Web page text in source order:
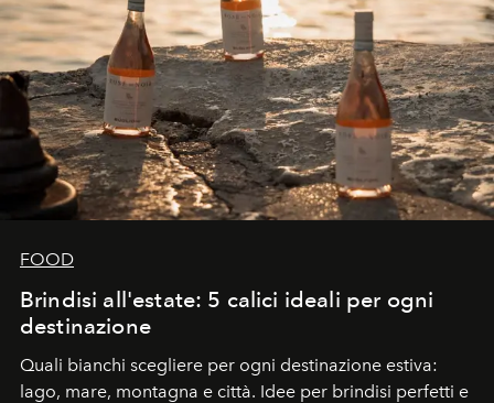
FOOD
Brindisi all'estate: 5 calici ideali per ogni
destinazione
Quali bianchi scegliere per ogni destinazione estiva:
lago, mare, montagna e città. Idee per brindisi perfetti e